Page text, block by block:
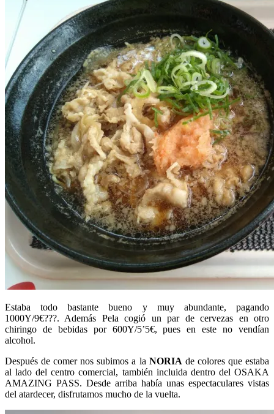
Estaba todo bastante bueno y muy abundante, pagando
1000Y/9€???. Además Pela cogió un par de cervezas en otro
chiringo de bebidas por 600Y/5’5€, pues en este no vendían
alcohol.
Después de comer nos subimos a la NORIA de colores que estaba
al lado del centro comercial, también incluida dentro del OSAKA
AMAZING PASS. Desde arriba había unas espectaculares vistas
del atardecer, disfrutamos mucho de la vuelta.